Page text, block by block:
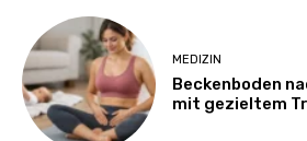
MEDIZIN
Beckenboden
mit gezieltem